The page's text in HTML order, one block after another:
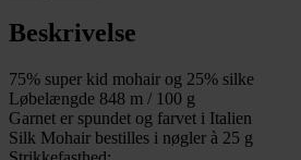
37
antal
Beskrivelse
75% super kid mohair og 25% silke
Løbelængde 848 m / 100 g
Garnet er spundet og farvet i Italien
Silk Mohair bestilles i nøgler à 25 g